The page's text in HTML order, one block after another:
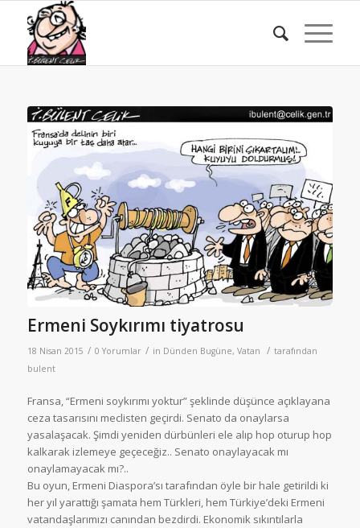
Ermeni Soykırımı tiyatrosu
18 Nisan 2015 / 0 Yorumlar / in Dünden Bugüne, Vatan / tarafından
bulent
Fransa, “Ermeni soykırımı yoktur” şeklinde düşünce açıklayana
ceza tasarısını meclisten geçirdi. Senato da onaylarsa
yasalaşacak. Şimdi yeniden dürbünleri ele alıp hop oturup hop
kalkarak izlemeye geçeceğiz.. Senato onaylayacak mı
onaylamayacak mı?..
Bu oyun, Ermeni Diaspora’sı tarafından öyle bir hale getirildi ki
her yıl yarattığı şamata hem Türkleri, hem Türkiye’deki Ermeni
vatandaşlarımızı canından bezdirdi. Ekonomik sıkıntılarla